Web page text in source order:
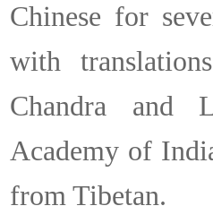
Chinese for
with
Chandra and
Academy of
from Tibetan.